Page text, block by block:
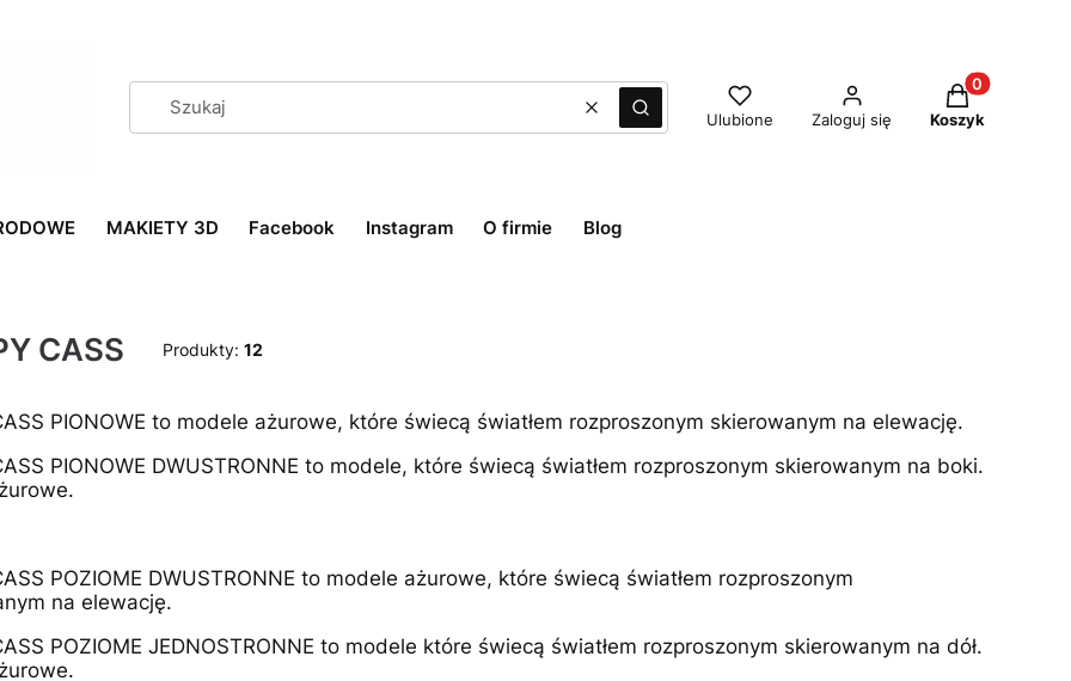
WyczyśćSzukaj Ulubione Zaloguj się
Produkty w
Koszyk
MAKIETY 3D Facebook Instagram O firmie Blog
CASS Produkty: 12
PIONOWE to modele ażurowe, które świecą światłem rozproszonym skierowanym na elewację.
PIONOWE DWUSTRONNE to modele, które świecą światłem rozproszonym skierowanym na boki.
POZIOME DWUSTRONNE to modele ażurowe, które świecą światłem rozproszonym
na elewację.
POZIOME JEDNOSTRONNE to modele które świecą światłem rozproszonym skierowanym na dół.